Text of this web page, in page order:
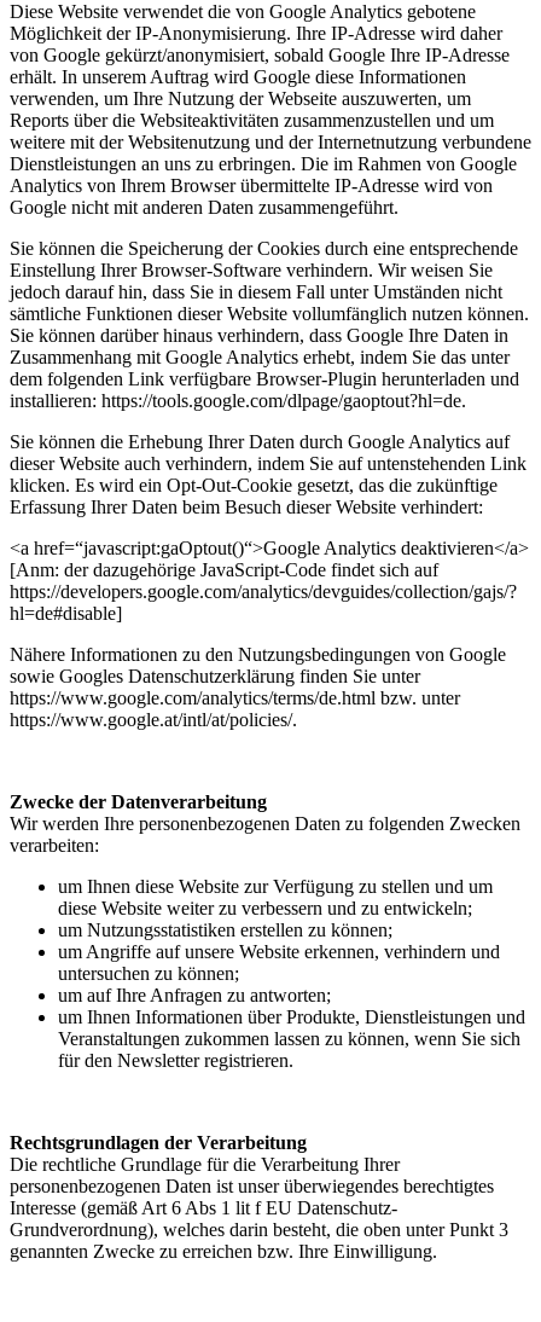
Diese Website verwendet die von Google Analytics gebotene
Möglichkeit der IP-Anonymisierung. Ihre IP-Adresse wird daher
von Google gekürzt/anonymisiert, sobald Google Ihre IP-Adresse
erhält. In unserem Auftrag wird Google diese Informationen
verwenden, um Ihre Nutzung der Webseite auszuwerten, um
Reports über die Websiteaktivitäten zusammenzustellen und um
weitere mit der Websitenutzung und der Internetnutzung verbundene
Dienstleistungen an uns zu erbringen. Die im Rahmen von Google
Analytics von Ihrem Browser übermittelte IP-Adresse wird von
Google nicht mit anderen Daten zusammengeführt.
Sie können die Speicherung der Cookies durch eine entsprechende
Einstellung Ihrer Browser-Software verhindern. Wir weisen Sie
jedoch darauf hin, dass Sie in diesem Fall unter Umständen nicht
sämtliche Funktionen dieser Website vollumfänglich nutzen können.
Sie können darüber hinaus verhindern, dass Google Ihre Daten in
Zusammenhang mit Google Analytics erhebt, indem Sie das unter
dem folgenden Link verfügbare Browser-Plugin herunterladen und
installieren: https://tools.google.com/dlpage/gaoptout?hl=de.
Sie können die Erhebung Ihrer Daten durch Google Analytics auf
dieser Website auch verhindern, indem Sie auf untenstehenden Link
klicken. Es wird ein Opt-Out-Cookie gesetzt, das die zukünftige
Erfassung Ihrer Daten beim Besuch dieser Website verhindert:
<a href=“javascript:gaOptout()“>Google Analytics deaktivieren</a>
[Anm: der dazugehörige JavaScript-Code findet sich auf
https://developers.google.com/analytics/devguides/collection/gajs/?
hl=de#disable]
Nähere Informationen zu den Nutzungsbedingungen von Google
sowie Googles Datenschutzerklärung finden Sie unter
https://www.google.com/analytics/terms/de.html bzw. unter
https://www.google.at/intl/at/policies/.
Zwecke der Datenverarbeitung
Wir werden Ihre personenbezogenen Daten zu folgenden Zwecken
verarbeiten:
um Ihnen diese Website zur Verfügung zu stellen und um
diese Website weiter zu verbessern und zu entwickeln;
um Nutzungsstatistiken erstellen zu können;
um Angriffe auf unsere Website erkennen, verhindern und
untersuchen zu können;
um auf Ihre Anfragen zu antworten;
um Ihnen Informationen über Produkte, Dienstleistungen und
Veranstaltungen zukommen lassen zu können, wenn Sie sich
für den Newsletter registrieren.
Rechtsgrundlagen der Verarbeitung
Die rechtliche Grundlage für die Verarbeitung Ihrer
personenbezogenen Daten ist unser überwiegendes berechtigtes
Interesse (gemäß Art 6 Abs 1 lit f EU Datenschutz-
Grundverordnung), welches darin besteht, die oben unter Punkt 3
genannten Zwecke zu erreichen bzw. Ihre Einwilligung.